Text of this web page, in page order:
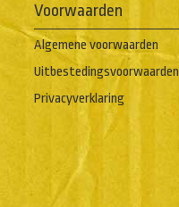
Voorwaarden
Algemene voorwaarden
Uitbestedingsvoorwaarden
Privacyverklaring